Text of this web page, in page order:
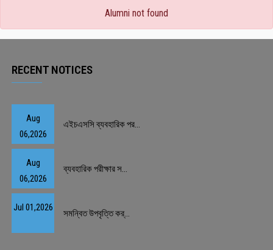
Alumni not found
RECENT NOTICES
Aug
06,2026
এইচএসসি ব্যবহারিক পর...
Aug
06,2026
ব্যবহারিক পরীক্ষার স...
Jul 01,2026
সমন্বিত উপবৃত্তি কর্...